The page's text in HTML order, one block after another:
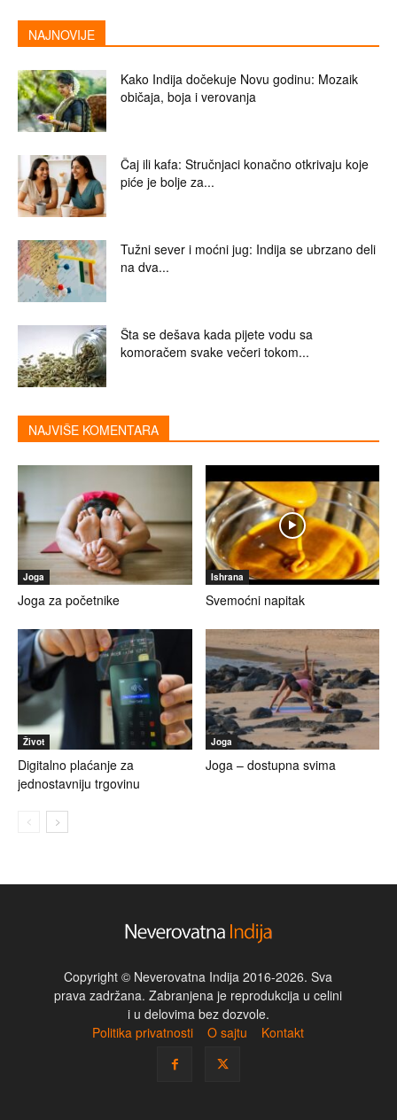
NAJNOVIJE
Kako Indija dočekuje Novu godinu: Mozaik
običaja, boja i verovanja
Čaj ili kafa: Stručnjaci konačno otkrivaju koje
piće je bolje za...
Tužni sever i moćni jug: Indija se ubrzano deli
na dva...
Šta se dešava kada pijete vodu sa
komoračem svake večeri tokom...
NAJVIŠE KOMENTARA
Joga
Joga za početnike
Ishrana
Svemoćni napitak
Život
Digitalno plaćanje za
jednostavniju trgovinu
Joga
Joga – dostupna svima
Copyright © Neverovatna Indija 2016-2026. Sva
prava zadržana. Zabranjena je reprodukcija u celini
i u delovima bez dozvole.
Politika privatnosti
O sajtu Kontakt